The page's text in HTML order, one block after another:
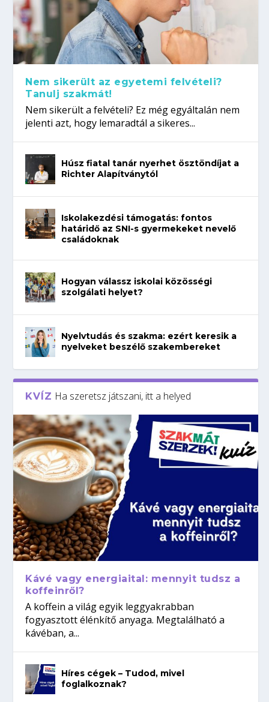
Nem sikerült az egyetemi felvételi?
Tanulj szakmát!
Nem sikerült a felvételi? Ez még egyáltalán nem
jelenti azt, hogy lemaradtál a sikeres...
Húsz fiatal tanár nyerhet ösztöndíjat a
Richter Alapítványtól
Iskolakezdési támogatás: fontos
határidő az SNI-s gyermekeket nevelő
családoknak
Hogyan válassz iskolai közösségi
szolgálati helyet?
Nyelvtudás és szakma: ezért keresik a
nyelveket beszélő szakembereket
KVÍZ Ha szeretsz játszani, itt a helyed
Kávé vagy energiaital: mennyit tudsz a
koffeinről?
A koffein a világ egyik leggyakrabban
fogyasztott élénkítő anyaga. Megtalálható a
kávéban, a...
Híres cégek – Tudod, mivel
foglalkoznak?